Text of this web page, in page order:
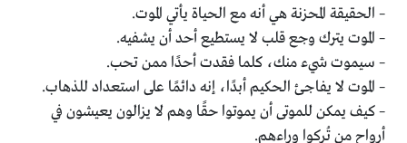
– الحقيقة المحزنة هي أنه مع الحياة يأتي الموت.
– الموت يترك وجع قلب لا يستطيع أحد أن يشفيه.
– سيموت شيء منك، كلما فقدت أحدًا ممن تحب.
– الموت لا يفاجئ الحكيم أبدًا، إنه دائمًا على استعداد للذهاب.
– كيف يمكن للموتى أن يموتوا حقًا وهم لا يزالون يعيشون في
أرواح من تُركوا وراءهم.